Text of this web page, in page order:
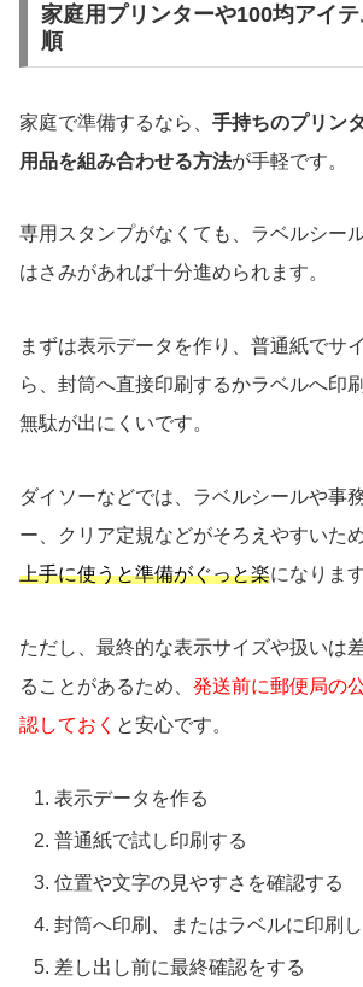
家庭用プリンターや100均アイ
順
家庭で準備するなら、 手持ちのプリン
用品を組み合わせる方法が手軽です。
専用スタンプがなくても、ラベルシー
はさみがあれば十分進められます。
まずは表示データを作り、普通紙でサ
ら、封筒へ直接印刷するかラベルへ印
無駄が出にくいです。
ダイソーなどでは、ラベルシールや事
ー、クリア定規などがそろえやすいため
上手に使うと準備がぐっと楽になります
ただし、最終的な表示サイズや扱いは
ることがあるため、 発送前に郵便局の
認しておく と安心です。
表示データを作る
普通紙で試し印刷する
位置や文字の見やすさを確認する
封筒へ印刷、またはラベルに印刷
差し出し前に最終確認をする